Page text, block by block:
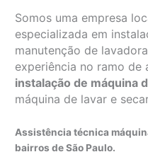
Somos uma empresa
especializada em
manutenção de
experiência no ramo de
instalação de máquina
máquina de lavar e
Assistência técnica
bairros de São Paulo.